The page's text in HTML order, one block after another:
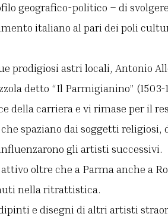
geografico-politico – di
italiano al pari dei poli
prodigiosi astri locali, Antonio
detto “Il Parmigianino” (1503-
della carriera e vi rimase per il
spaziano dai soggetti religiosi,
gli artisti successivi.
oltre che a Parma anche a
nella ritrattistica.
e disegni di altri artisti